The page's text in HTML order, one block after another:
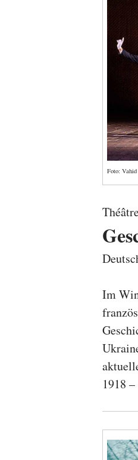
Foto:
Im
1918